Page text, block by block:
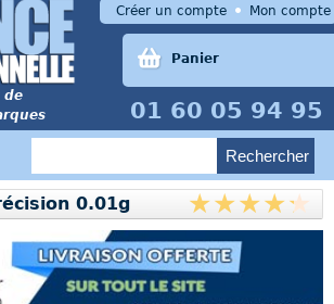
de
01 60 05 94 95
Panier
Créer un compte Mon compte
0.01g